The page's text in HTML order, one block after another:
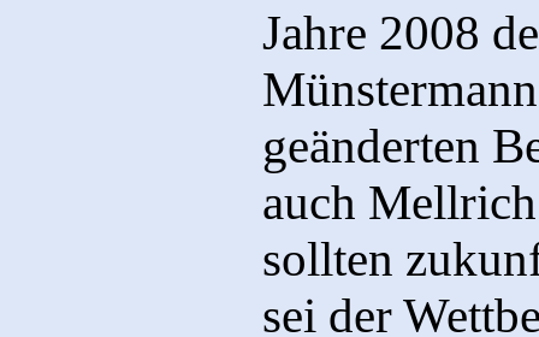
Jahre 2008
geänderten
auch
sollten
sei der